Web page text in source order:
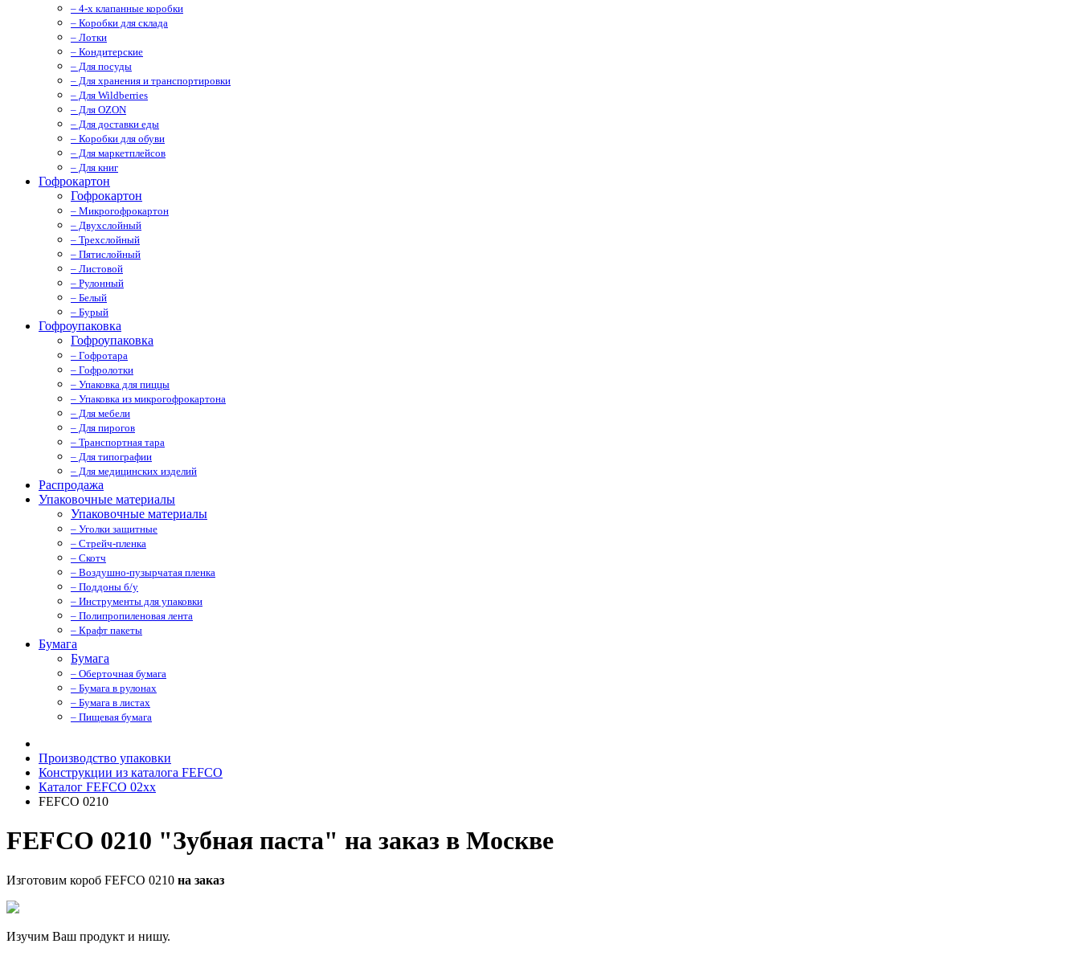
– 4-х клапанные коробки
– Коробки для склада
– Лотки
– Кондитерские
– Для посуды
– Для хранения и транспортировки
– Для Wildberries
– Для OZON
– Для доставки еды
– Коробки для обуви
– Для маркетплейсов
– Для книг
Гофрокартон
Гофрокартон
– Микрогофрокартон
– Двухслойный
– Трехслойный
– Пятислойный
– Листовой
– Рулонный
– Белый
– Бурый
Гофроупаковка
Гофроупаковка
– Гофротара
– Гофролотки
– Упаковка для пиццы
– Упаковка из микрогофрокартона
– Для мебели
– Для пирогов
– Транспортная тара
– Для типографии
– Для медицинских изделий
Распродажа
Упаковочные материалы
Упаковочные материалы
– Уголки защитные
– Стрейч-пленка
– Скотч
– Воздушно-пузырчатая пленка
– Поддоны б/у
– Инструменты для упаковки
– Полипропиленовая лента
– Крафт пакеты
Бумага
Бумага
– Оберточная бумага
– Бумага в рулонах
– Бумага в листах
– Пищевая бумага
Производство упаковки
Конструкции из каталога FEFCO
Каталог FEFCO 02xx
FEFCO 0210
FEFCO 0210 "Зубная паста" на заказ в Москве
Изготовим короб FEFCO 0210 на заказ
Изучим Ваш продукт и нишу.